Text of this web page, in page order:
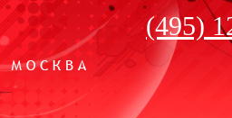
(495)